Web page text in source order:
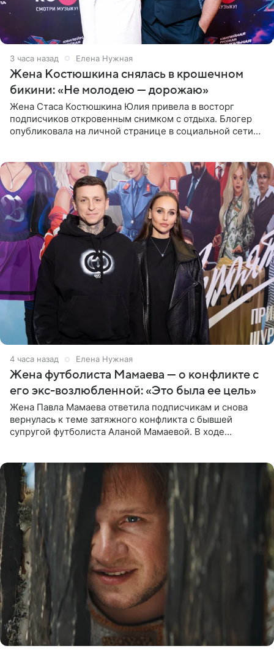
3 часа назад Елена Нужная
Жена Костюшкина снялась в крошечном
бикини: «Не молодею — дорожаю»
Жена Стаса Костюшкина Юлия привела в восторг
подписчиков откровенным снимком с отдыха. Блогер
опубликовала на личной странице в социальной сети
4 часа назад Елена Нужная
Жена футболиста Мамаева — о конфликте с
его экс-возлюбленной: «Это была ее цель»
Жена Павла Мамаева ответила подписчикам и снова
вернулась к теме затяжного конфликта с бывшей
супругой футболиста Аланой Мамаевой. В ходе